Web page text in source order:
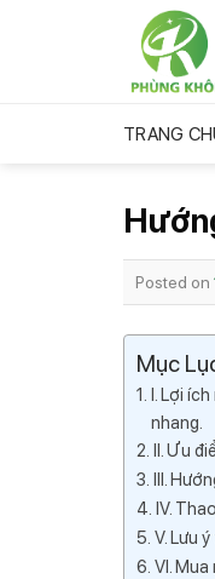
TRANG
Posted on
Mục
I. Lợi
nhang.
II. Ưu
III.
IV.
V. Lưu
VI.